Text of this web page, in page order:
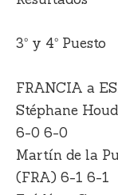
3º y 4º Puesto
FRANCIA a
Stéphane
6-0 6-0
Martín de la
(FRA) 6-1 6-1